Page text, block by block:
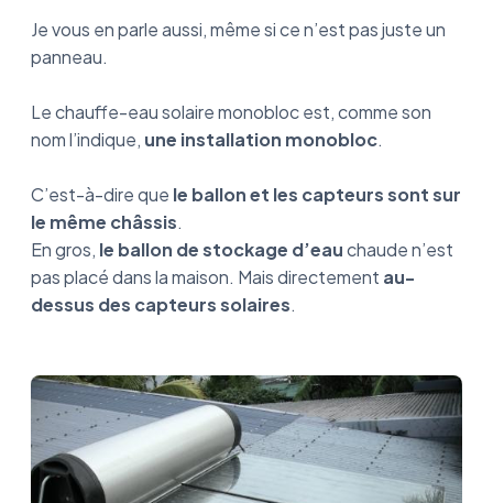
Je vous en parle aussi, même si ce n’est pas juste un
panneau.
Le chauffe-eau solaire monobloc est, comme son
nom l’indique, une installation monobloc.
C’est-à-dire que le ballon et les capteurs sont sur
le même châssis.
En gros, le ballon de stockage d’eauchaude n’est
pas placé dans la maison. Mais directement au-
dessus des capteurs solaires.